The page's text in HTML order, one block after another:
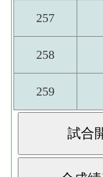
257
258
259